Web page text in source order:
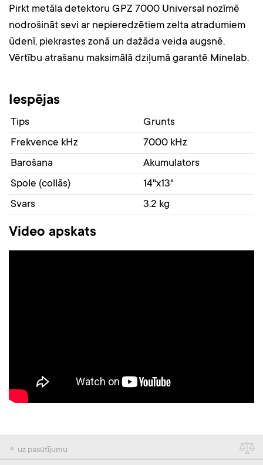
Pirkt metāla detektoru GPZ 7000 Universal nozīmē
nodrošināt sevi ar nepieredzētiem zelta atradumiem
ūdenī, piekrastes zonā un dažāda veida augsnē.
Vērtību atrašanu maksimālā dziļumā garantē Minelab.
Iespējas
Tips
Grunts
Frekvence kHz
7000 kHz
Barošana
Akumulators
Spole (collās)
14"x13"
Svars
3.2 kg
Video apskats
⚬ uz pasūtījumu